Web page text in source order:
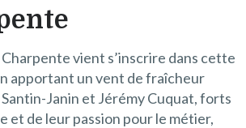
vient s’inscrire dans cette
apportant un vent de fraîcheur
Janin et Jérémy Cuquat, forts
et de leur passion pour le métier,